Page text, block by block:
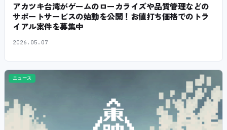
アカツキ台湾がゲームのローカライズや品質管理などの
サポートサービスの始動を公開！お値打ち価格でのトラ
イアル案件を募集中
2026.05.07
ニュース